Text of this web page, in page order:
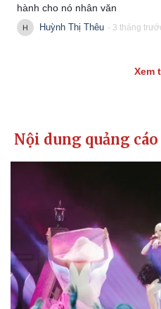
hành cho nó nhân văn
Huỳnh Thị Thêu - 3 tháng
Xem